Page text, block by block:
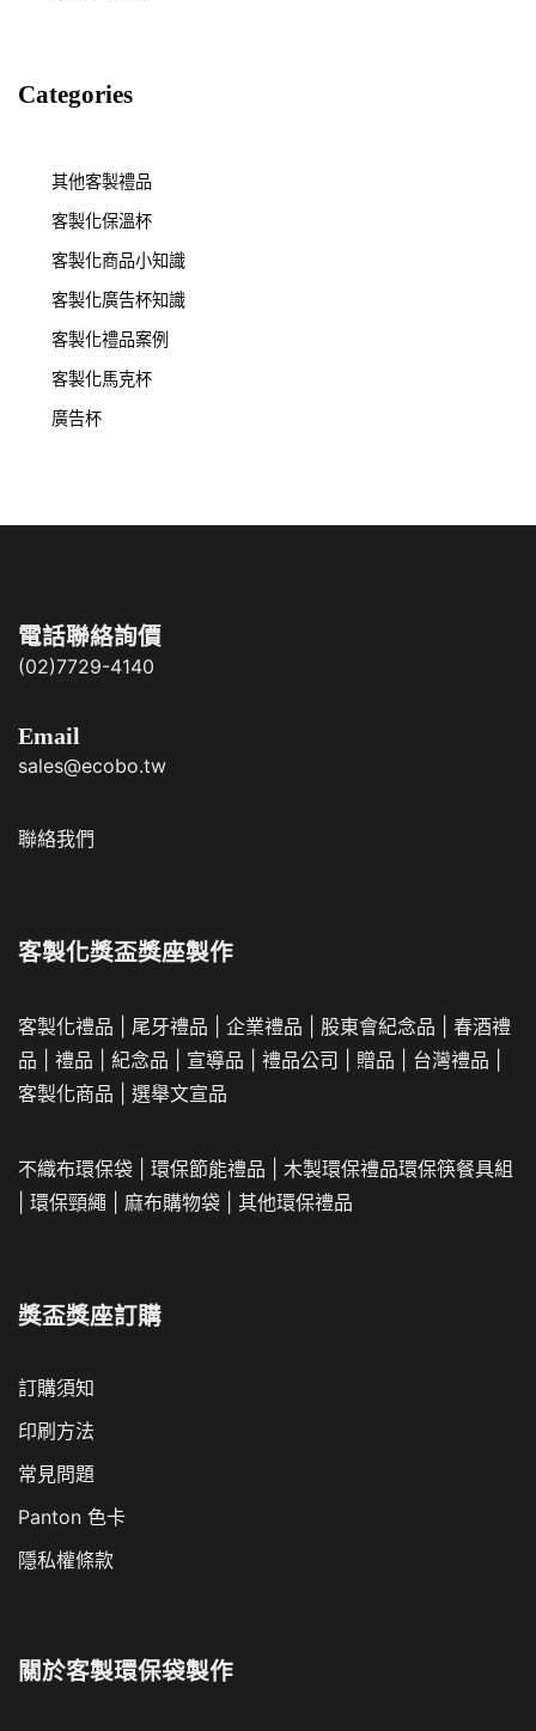
Categories
其他客製禮品
客製化保溫杯
客製化商品小知識
客製化廣告杯知識
客製化禮品案例
客製化馬克杯
廣告杯
電話聯絡詢價
(02)7729-4140
Email
sales@ecobo.tw
聯絡我們
客製化獎盃獎座製作
客製化禮品 尾牙禮品 企業禮品 股東會紀念品
春酒禮
品
禮品 紀念品 宣導品 禮品公司 贈品 台灣禮品
客製化商品
選舉文宣品
不織布環保袋 環保節能禮品 木製環保禮品環保筷餐具組
環保頸繩 麻布購物袋 其他環保禮品
獎盃獎座訂購
訂購須知
印刷方法
常見問題
Panton 色卡
隱私權條款
關於客製環保袋製作